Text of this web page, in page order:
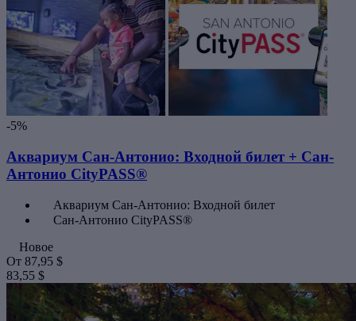
-5%
Аквариум Сан-Антонио: Входной билет + Сан-
Антонио CityPASS®
Аквариум Сан-Антонио: Входной билет
Сан-Антонио CityPASS®
Новое
От 87,95 $
83,55 $